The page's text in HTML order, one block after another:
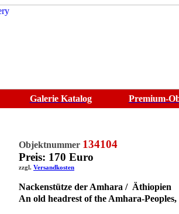
Galerie Katalog Premium-
Objektnummer 134104
Preis: 170 Euro
zzgl. Versandkosten
Nackenstütze der Amhara / Äthiopien
An old headrest of the Amhara-